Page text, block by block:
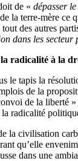
de « dépasser
la terre-mère ce
des autres
dans les
radicalité à la
le tapis la
de la
de la liberté
la radicalité
la civilisation
qu’elle
dans une